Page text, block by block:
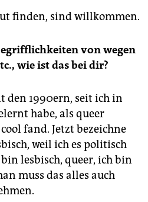
finden, sind willkommen.
von wegen
wie ist das bei dir?
den 1990ern, seit ich in
habe, als queer
fand. Jetzt bezeichne
weil ich es politisch
lesbisch, queer, ich bin
muss das alles auch